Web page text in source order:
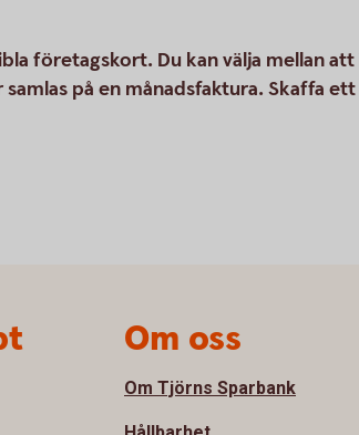
företagskort. Du kan välja mellan
på en månadsfaktura. Skaffa
Om oss
Om Tjörns Sparbank